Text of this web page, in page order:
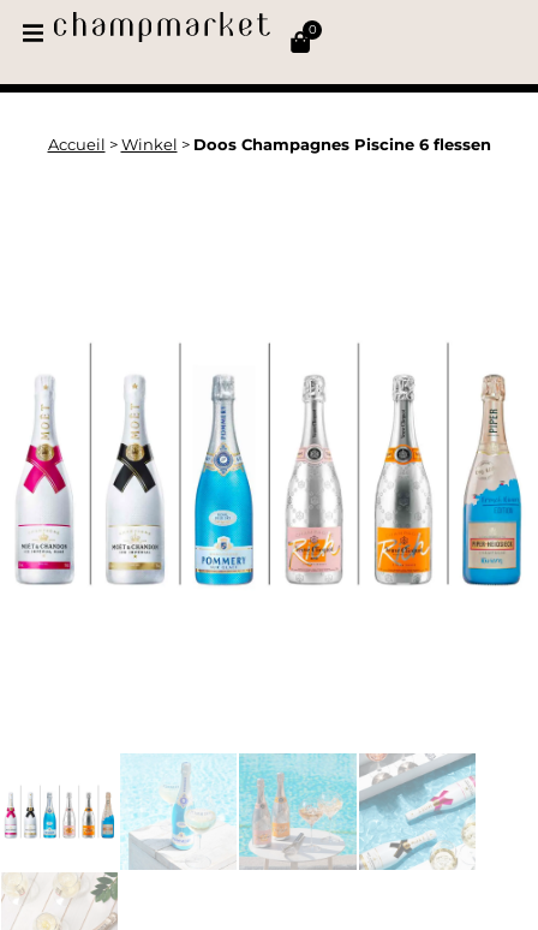
0
Accueil > Winkel > Doos Champagnes Piscine 6 flessen